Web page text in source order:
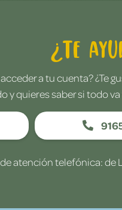
¿Te
a tu cuenta? ¿Te
y quieres saber si todo
atención telefónica: de